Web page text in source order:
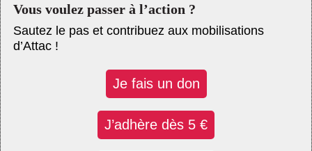
Vous voulez passer à l’action ?
Sautez le pas et contribuez aux mobilisations
d’Attac !
Je fais un don
J’adhère dès 5 €